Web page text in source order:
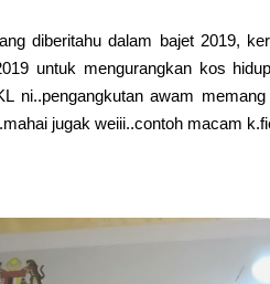
diberitahu dalam bajet 2019,
untuk mengurangkan kos
ni..pengangkutan awam
jugak weiii..contoh macam